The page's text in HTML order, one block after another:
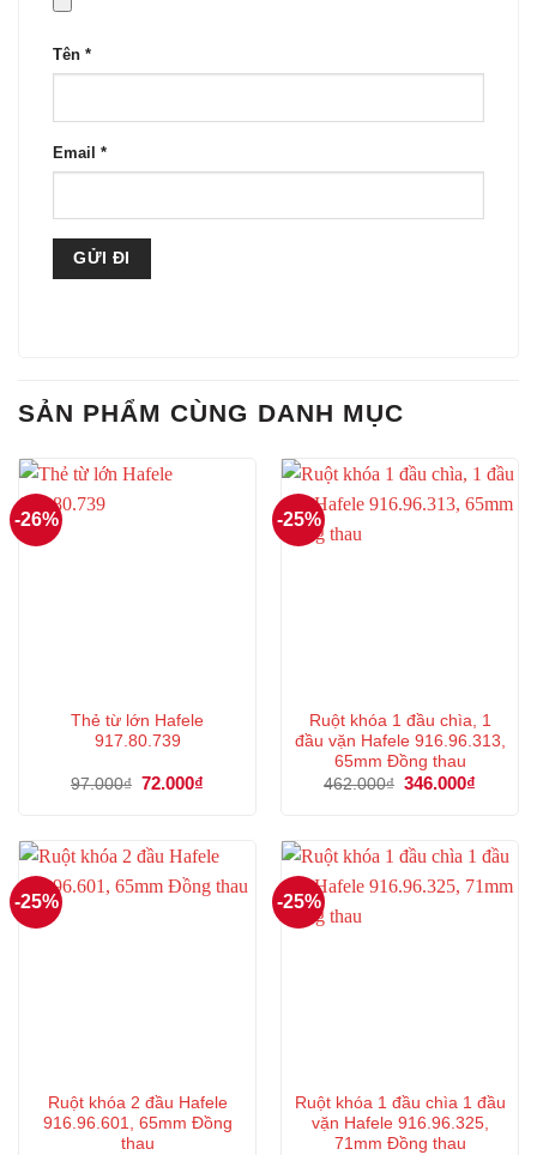
Tên *
Email *
SẢN PHẨM CÙNG DANH MỤC
-26%
Thẻ từ lớn Hafele
917.80.739
97.000₫ Giá
72.000₫
-25%
Ruột khóa 1 đầu chìa, 1
đầu vặn Hafele 916.96.313,
65mm Đồng thau
462.000₫ Giá
346.000₫
-25%
Ruột khóa 2 đầu Hafele
916.96.601, 65mm Đồng
thau
-25%
Ruột khóa 1 đầu chìa 1 đầu
vặn Hafele 916.96.325,
71mm Đồng thau